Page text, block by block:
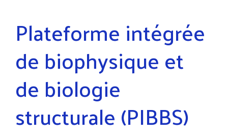
Plateforme intégrée
de biophysique et
de biologie
structurale (PIBBS)